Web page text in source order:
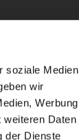
soziale Medien
wir
Werbung
weiteren Daten
der Dienste